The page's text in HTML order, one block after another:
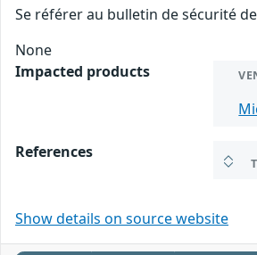
Se référer au bulletin de sécurité
None
Impacted products
References
Show details on source website